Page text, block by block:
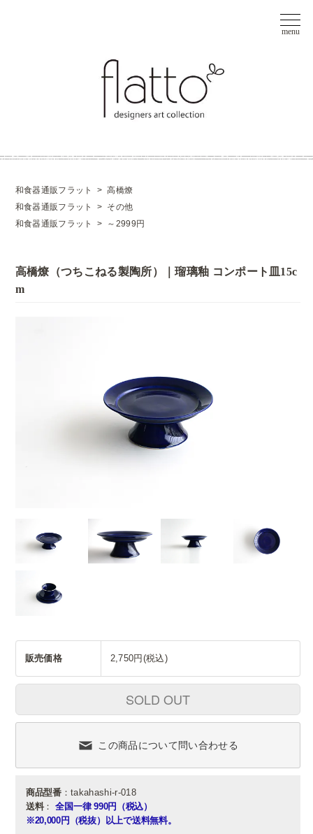
和食器通販フラット >高橋燎
和食器通販フラット
> その他
和食器通販フラット
> ～2999円
高橋燎（つちこねる製陶所）｜瑠璃釉 コンポート皿15c
m
販売価格 2,750円(税込)
SOLD OUT
この商品について問い合わせる
商品型番：takahashi-r-018
送料： 全国一律 990円（税込）
※20,000円（税抜）以上で送料無料。